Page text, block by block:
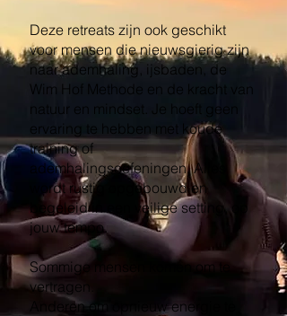
Deze retreats zijn ook geschikt
voor mensen die nieuwsgierig zijn
naar ademhaling, ijsbaden, de
Wim Hof Methode en de kracht van
natuur en mindset. Je hoeft geen
ervaring te hebben met koude
training of
ademhalingsoefeningen. Alles
wordt rustig opgebouwd en
begeleid in een veilige setting, op
jouw tempo.
Sommige mensen komen om te
vertragen.
Anderen om opnieuw energie te